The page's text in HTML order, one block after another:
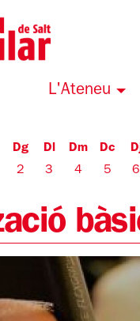
L'Ateneu
Dg
2
Dl
3
Dm
4
Dc
5
6